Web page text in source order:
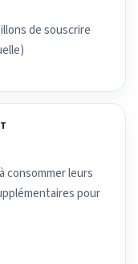
de souscrire
consommer leurs
pour